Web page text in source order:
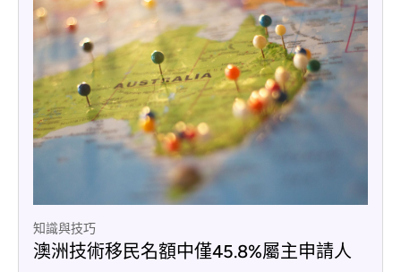
知識與技巧
澳洲技術移民名額中僅45.8%屬主申請人